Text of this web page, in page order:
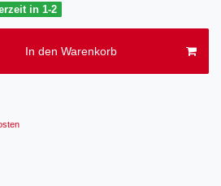
in 1-2
In den Warenkorb